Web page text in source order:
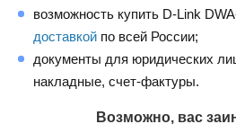
возможность купить D-Link
доставкой по всей России;
документы для юридических
накладные, счет-фактуры.
Возможно, вас